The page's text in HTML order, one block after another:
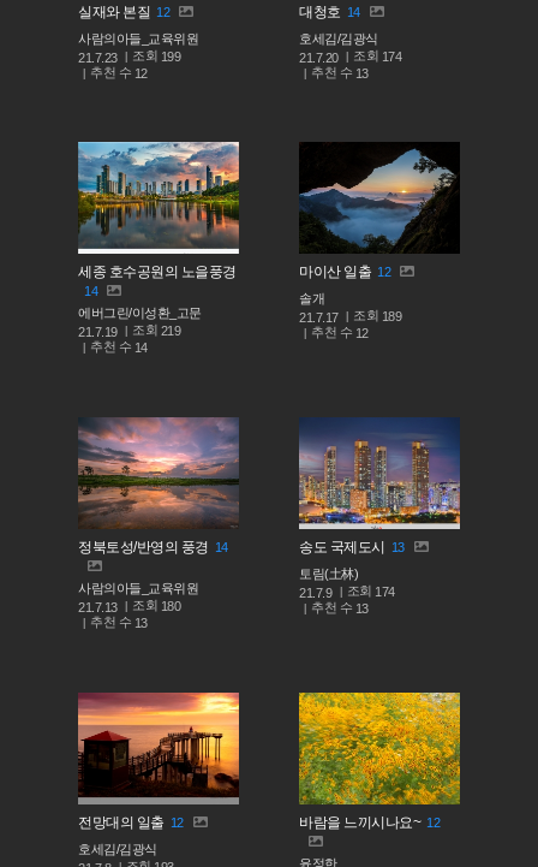
실재와 본질 12
사람의아들_교육위원
21.7.23
조회 199
추천 수 12
대청호 14
호세김/김광식
21.7.20
조회 174
추천 수 13
세종 호수공원의 노을풍경
14
에버그린/이성환_고문
21.7.19
조회 219
추천 수 14
마이산 일출 12
솔개
21.7.17
조회 189
추천 수 12
정북토성/반영의 풍경 14
사람의아들_교육위원
21.7.13
조회 180
추천 수 13
송도 국제도시
13
토림(土林)
21.7.9
조회 174
추천 수 13
전망대의 일출 12
호세김/김광식
바람을 느끼시나요~ 12
윤정한